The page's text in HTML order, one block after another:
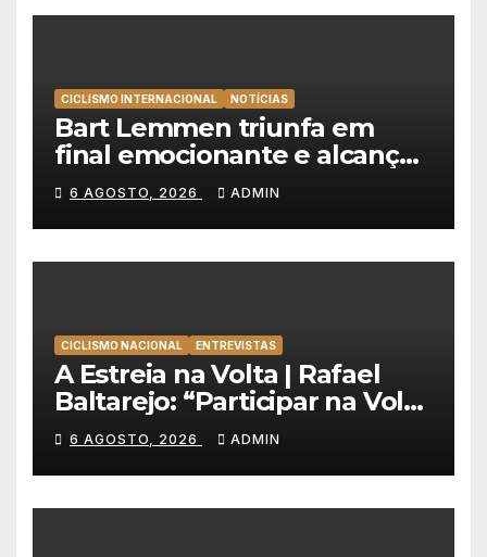
CICLISMO INTERNACIONAL NOTÍCIAS
Bart Lemmen triunfa em
final emocionante e alcança
a primeira vitória da carreira
na Volta à Polónia
6 AGOSTO, 2026 ADMIN
CICLISMO NACIONAL ENTREVISTAS
A Estreia na Volta | Rafael
Baltarejo: “Participar na Volta
a Portugal é o sonho de
qualquer ciclista”
6 AGOSTO, 2026 ADMIN